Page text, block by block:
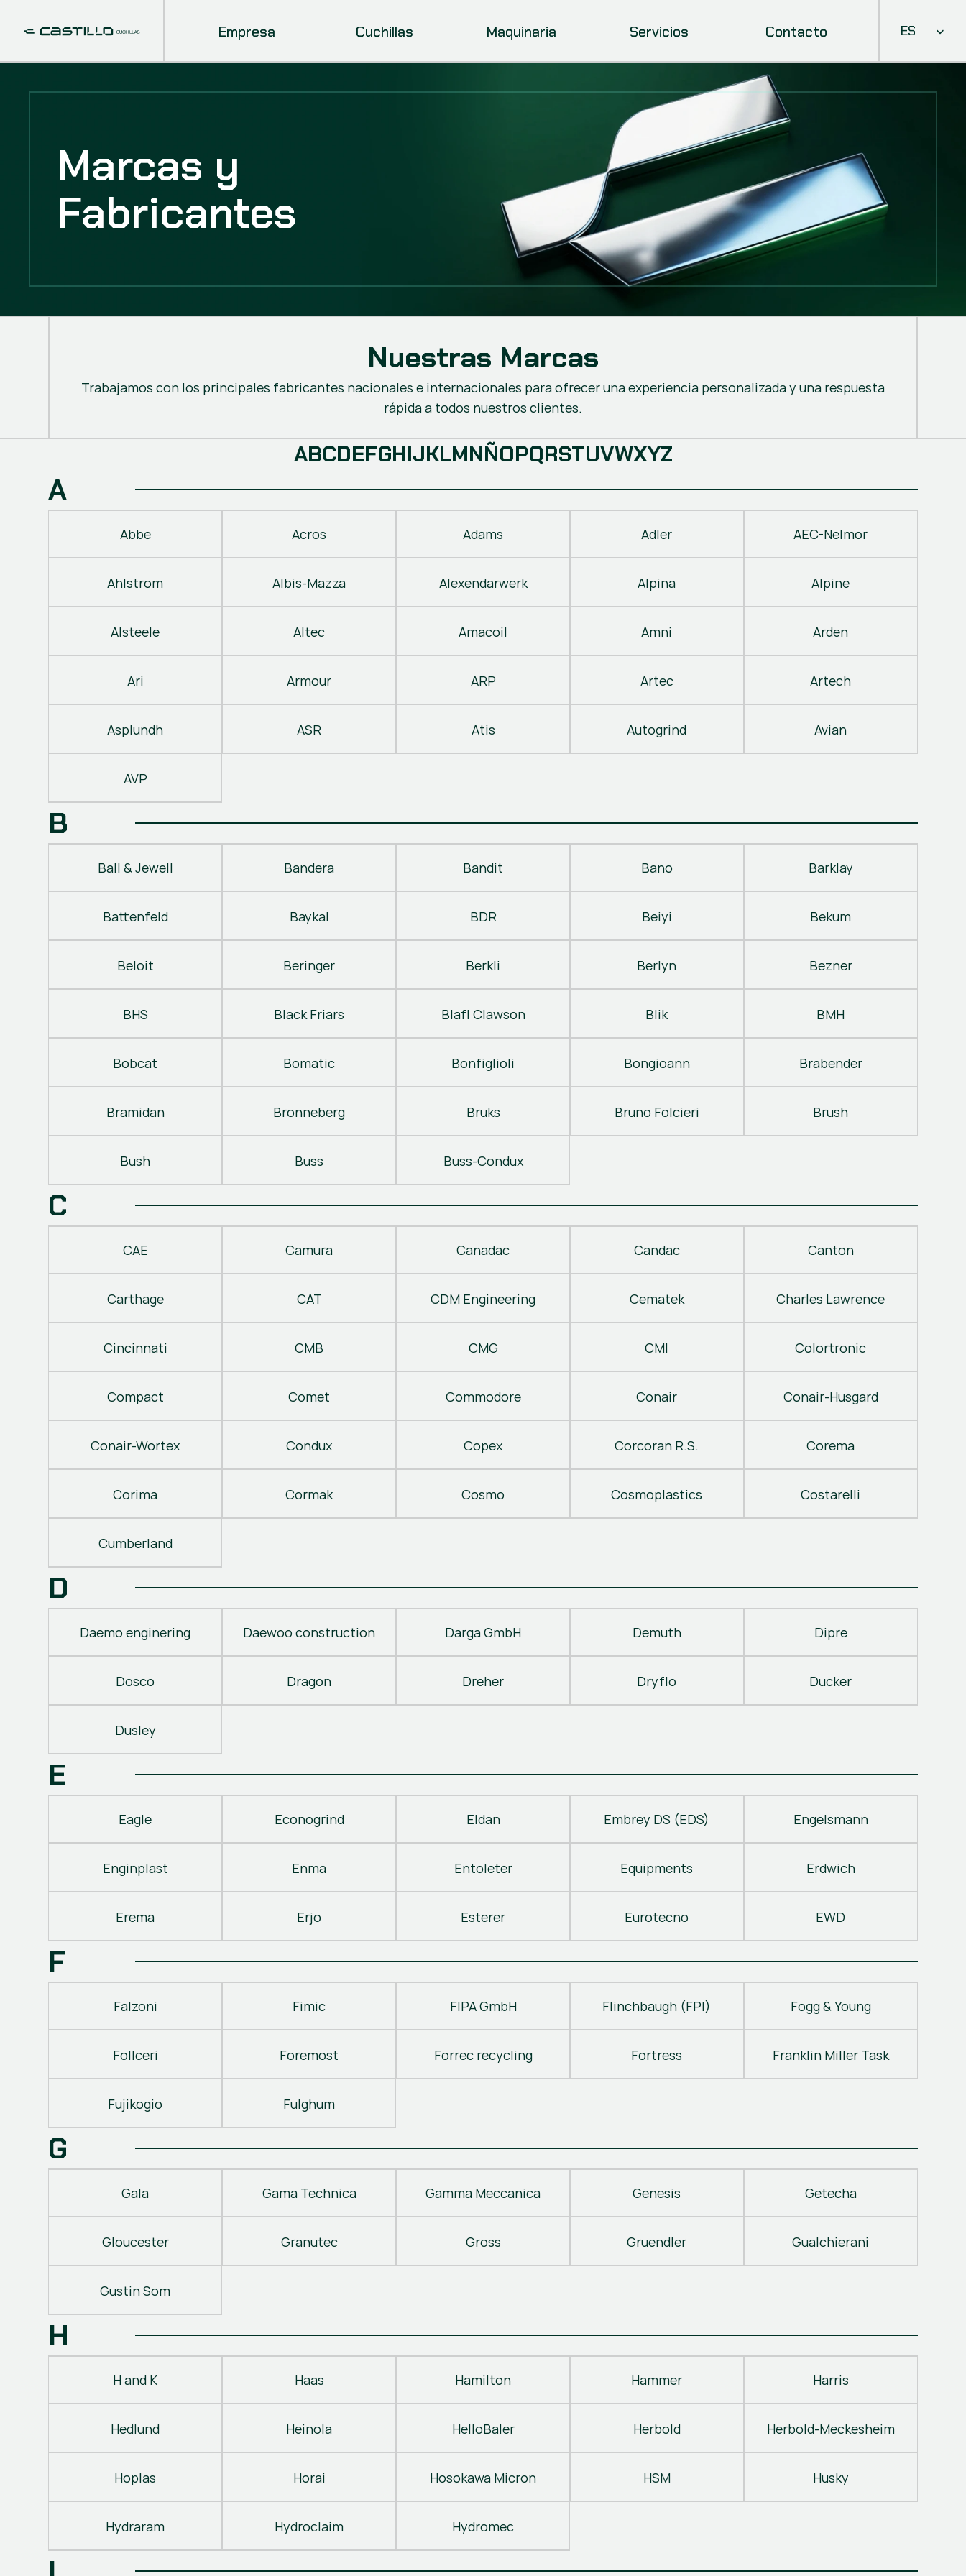
Empresa Cuchillas Maquinaria Servicios Contacto Select
ES
Marcas y
Fabricantes
Nuestras Marcas
Trabajamos con los principales fabricantes nacionales e internacionales para ofrecer una experiencia personalizada y una respuesta
rápida a todos nuestros clientes.
ABCDEFGHIJKLMNÑOPQRSTUVWXYZ
A
Abbe Acros Adams Adler AEC-Nelmor
Ahlstrom Albis-Mazza Alexendarwerk Alpina Alpine
Alsteele Altec Amacoil Amni Arden
Ari Armour ARP Artec Artech
Asplundh ASR Atis Autogrind Avian
AVP
B
Ball & Jewell Bandera Bandit Bano Barklay
Battenfeld Baykal BDR Beiyi Bekum
Beloit Beringer Berkli Berlyn Bezner
BHS Black Friars Blafl Clawson Blik BMH
Bobcat Bomatic Bonfiglioli Bongioann Brabender
Bramidan Bronneberg Bruks Bruno Folcieri Brush
Bush Buss Buss-Condux
C
CAE Camura Canadac Candac Canton
Carthage CAT CDM Engineering Cematek Charles Lawrence
Cincinnati CMB CMG CMI Colortronic
Compact Comet Commodore Conair Conair-Husgard
Conair-Wortex Condux Copex Corcoran R.S. Corema
Corima Cormak Cosmo Cosmoplastics Costarelli
Cumberland
D
Daemo enginering Daewoo construction Darga GmbH Demuth Dipre
Dosco Dragon Dreher Dryflo Ducker
Dusley
E
Eagle Econogrind Eldan Embrey DS (EDS) Engelsmann
Enginplast Enma Entoleter Equipments Erdwich
Erema Erjo Esterer Eurotecno EWD
F
Falzoni Fimic FIPA GmbH Flinchbaugh (FPI) Fogg & Young
Follceri Foremost Forrec recycling Fortress Franklin Miller Task
Fujikogio Fulghum
G
Gala Gama Technica Gamma Meccanica Genesis Getecha
Gloucester Granutec Gross Gruendler Gualchierani
Gustin Som
H
H and K Haas Hamilton Hammer Harris
Hedlund Heinola HelloBaler Herbold Herbold-Meckesheim
Hoplas Horai Hosokawa Micron HSM Husky
Hydraram Hydroclaim Hydromec